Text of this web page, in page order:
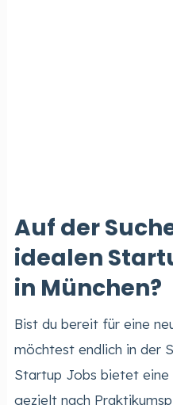
Auf der
idealen
in München?
Bist du bereit für eine
möchtest endlich in der
Startup Jobs bietet
gezielt nach